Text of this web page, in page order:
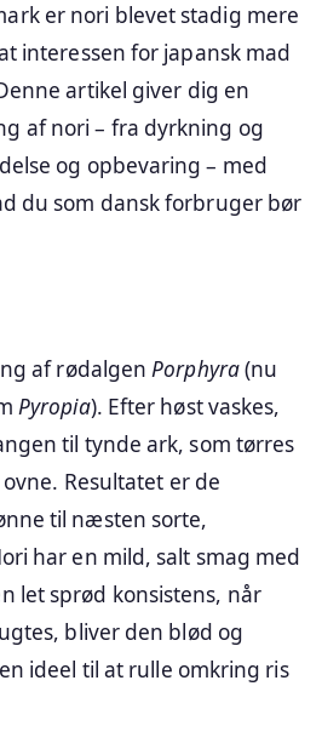
er nori blevet stadig mere
interessen for japansk mad
artikel giver dig en
af nori – fra dyrkning og
og opbevaring – med
du som dansk forbruger bør
af rødalgenPorphyra(nu
Pyropia). Efter høst vaskes,
til tynde ark, som tørres
Resultatet er de
til næsten sorte,
har en mild, salt smag med
let sprød konsistens, når
bliver den blød og
ideel til at rulle omkring ris